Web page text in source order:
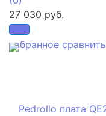
избранное сравнить
27 030 руб.